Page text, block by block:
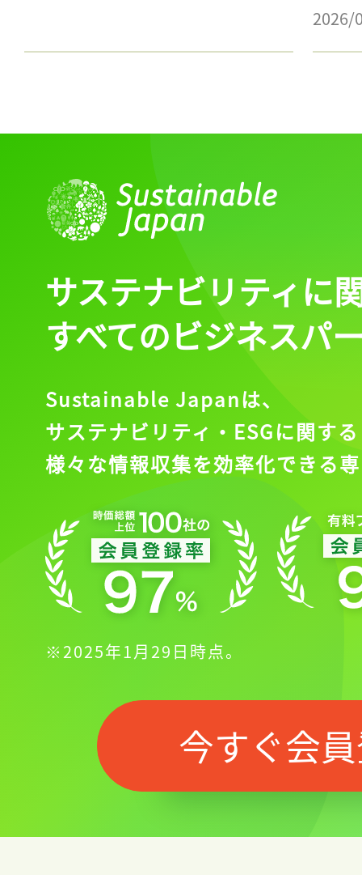
2026/
記事をお気に入りに
ログインが必
ログイン
会員登録
サステナビリティに
すべてのビジネスパ
Sustainable Japanは、
サステナビリティ・ESGに関する
様々な情報収集を効率化できる
※2025年1月29日時点。
今すぐ会